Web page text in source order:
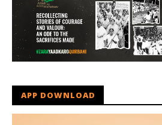
APP DOWNLOAD